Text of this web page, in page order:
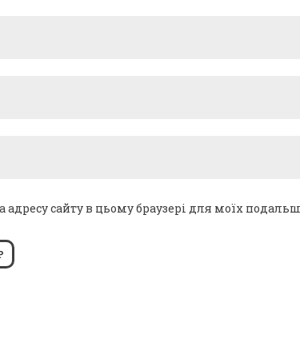
адресу сайту в цьому браузері для моїх